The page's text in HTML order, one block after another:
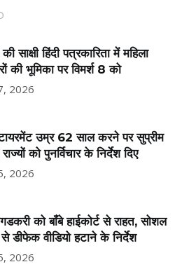
साक्षी हिंदी पत्रकारिता में महिला
की भूमिका पर विमर्श 8 को
2026
उम्र 62 साल करने पर सुप्रीम
को पुनर्विचार के निर्देश दिए
2026
को बॉंबे हाईकोर्ट से राहत, सोशल
से डीफेक वीडियो हटाने के निर्देश
2026